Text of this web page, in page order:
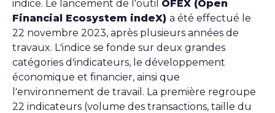
indice. Le lancement de l’outil OFEX (Open
Financial Ecosystem indeX) a été effectué le
22 novembre 2023, après plusieurs années de
travaux. L’indice se fonde sur deux grandes
catégories d’indicateurs, le développement
économique et financier, ainsi que
l’environnement de travail. La première regroupe
22 indicateurs (volume des transactions, taille du